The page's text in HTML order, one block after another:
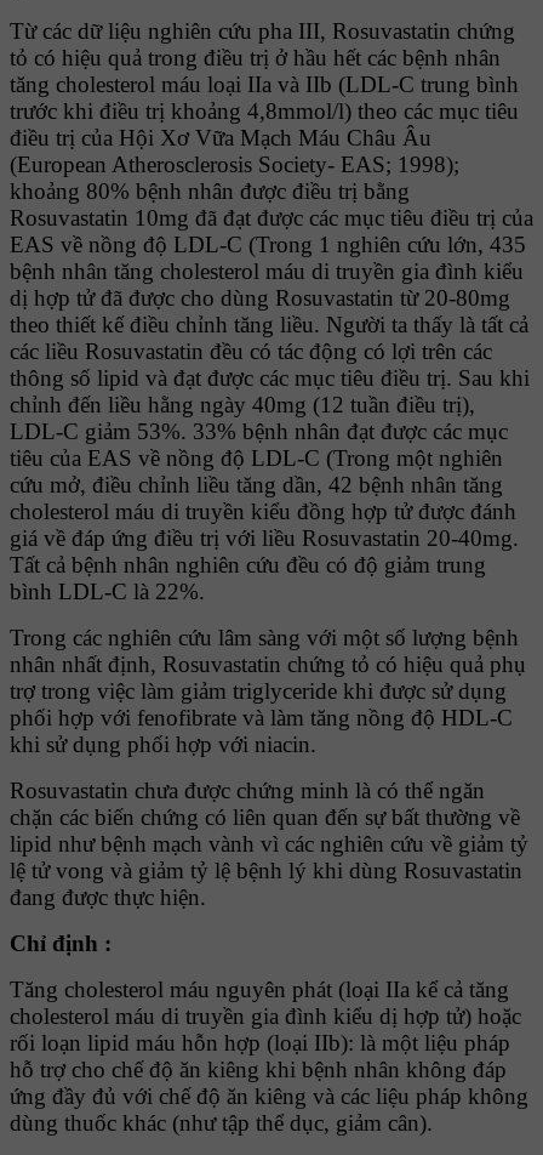
Từ các dữ liệu nghiên cứu pha III, Rosuvastatin chứng
tỏ có hiệu quả trong điều trị ở hầu hết các bệnh nhân
tăng cholesterol máu loại IIa và IIb (LDL-C trung bình
trước khi điều trị khoảng 4,8mmol/l) theo các mục tiêu
điều trị của Hội Xơ Vữa Mạch Máu Châu Âu
(European Atherosclerosis Society- EAS; 1998);
khoảng 80% bệnh nhân được điều trị bằng
Rosuvastatin 10mg đã đạt được các mục tiêu điều trị của
EAS về nồng độ LDL-C (Trong 1 nghiên cứu lớn, 435
bệnh nhân tăng cholesterol máu di truyền gia đình kiểu
dị hợp tử đã được cho dùng Rosuvastatin từ 20-80mg
theo thiết kế điều chỉnh tăng liều. Người ta thấy là tất cả
các liều Rosuvastatin đều có tác động có lợi trên các
thông số lipid và đạt được các mục tiêu điều trị. Sau khi
chỉnh đến liều hằng ngày 40mg (12 tuần điều trị),
LDL-C giảm 53%. 33% bệnh nhân đạt được các mục
tiêu của EAS về nồng độ LDL-C (Trong một nghiên
cứu mở, điều chỉnh liều tăng dần, 42 bệnh nhân tăng
cholesterol máu di truyền kiểu đồng hợp tử được đánh
giá về đáp ứng điều trị với liều Rosuvastatin 20-40mg.
Tất cả bệnh nhân nghiên cứu đều có độ giảm trung
bình LDL-C là 22%.
Trong các nghiên cứu lâm sàng với một số lượng bệnh
nhân nhất định, Rosuvastatin chứng tỏ có hiệu quả phụ
trợ trong việc làm giảm triglyceride khi được sử dụng
phối hợp với fenofibrate và làm tăng nồng độ HDL-C
khi sử dụng phối hợp với niacin.
Rosuvastatin chưa được chứng minh là có thể ngăn
chặn các biến chứng có liên quan đến sự bất thường về
lipid như bệnh mạch vành vì các nghiên cứu về giảm tỷ
lệ tử vong và giảm tỷ lệ bệnh lý khi dùng Rosuvastatin
đang được thực hiện.
Chỉ định :
Tăng cholesterol máu nguyên phát (loại IIa kể cả tăng
cholesterol máu di truyền gia đình kiểu dị hợp tử) hoặc
rối loạn lipid máu hỗn hợp (loại IIb): là một liệu pháp
hỗ trợ cho chế độ ăn kiêng khi bệnh nhân không đáp
ứng đầy đủ với chế độ ăn kiêng và các liệu pháp không
dùng thuốc khác (như tập thể dục, giảm cân).